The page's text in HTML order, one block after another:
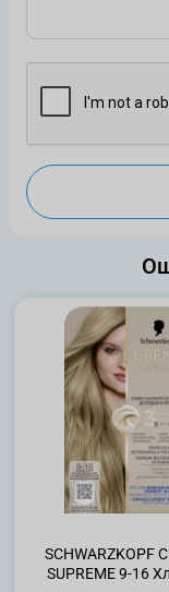
SCHWARZKOPF
SUPREME 9-16